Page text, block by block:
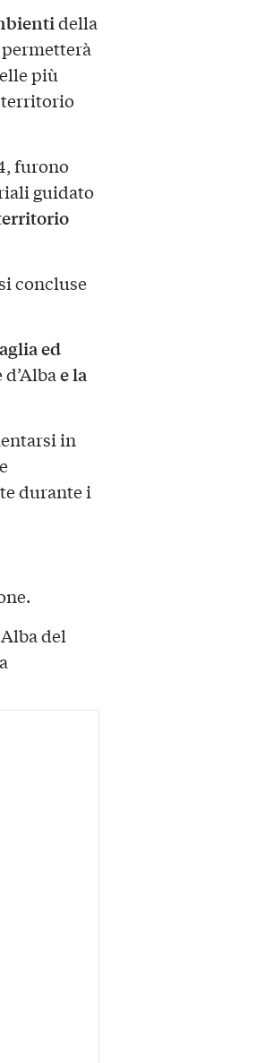
della
più
furono
guidato
concluse
ed
e la
in
durante i
del